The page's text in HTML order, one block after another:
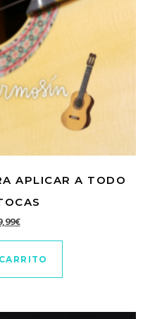
APLICAR A TODO
precio original era: 12,00€.
€El precio actual es: 9,99€.